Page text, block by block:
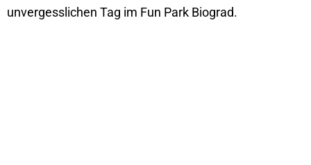
unvergesslichen Tag im Fun Park Biograd.